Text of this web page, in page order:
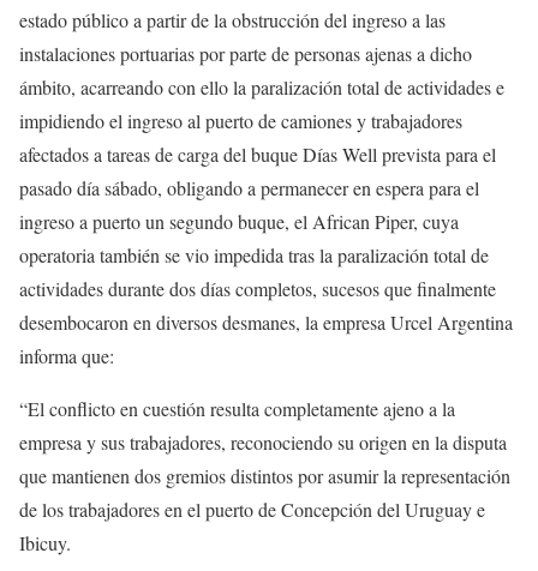
estado público a partir de la obstrucción del ingreso a las
instalaciones portuarias por parte de personas ajenas a dicho
ámbito, acarreando con ello la paralización total de actividades e
impidiendo el ingreso al puerto de camiones y trabajadores
afectados a tareas de carga del buque Días Well prevista para el
pasado día sábado, obligando a permanecer en espera para el
ingreso a puerto un segundo buque, el African Piper, cuya
operatoria también se vio impedida tras la paralización total de
actividades durante dos días completos, sucesos que finalmente
desembocaron en diversos desmanes, la empresa Urcel Argentina
informa que:
“El conflicto en cuestión resulta completamente ajeno a la
empresa y sus trabajadores, reconociendo su origen en la disputa
que mantienen dos gremios distintos por asumir la representación
de los trabajadores en el puerto de Concepción del Uruguay e
Ibicuy.